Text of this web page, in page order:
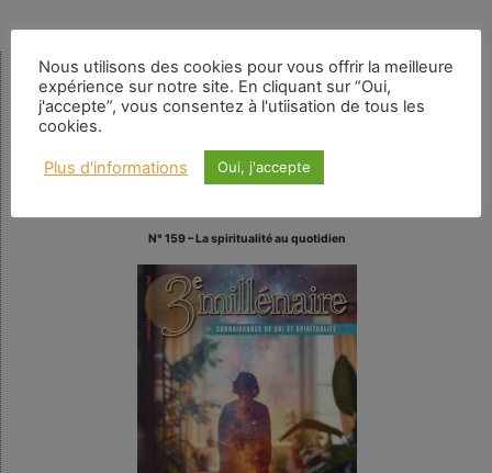
Rechercher
N° 159 – La spiritualité au quotidien
Nous utilisons des cookies pour vous offrir la meilleure
expérience sur notre site. En cliquant sur “Oui,
j'accepte”, vous consentez à l'utiisation de tous les
cookies.
Plus d'informations Oui, j'accepte